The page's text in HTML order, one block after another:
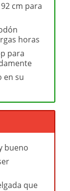
cm para
horas
para
en su
bueno
que